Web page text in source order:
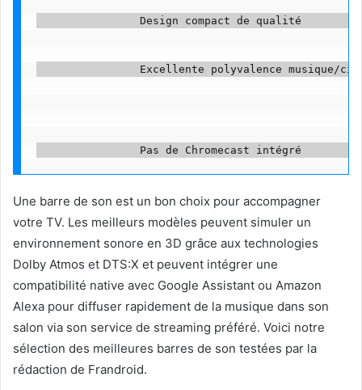
Design compact de
Excellente polyvalence
Une barre de son est un bon choix pour accompagner
votre TV. Les meilleurs modèles peuvent simuler un
environnement sonore en 3D grâce aux technologies
Dolby Atmos et DTS:X et peuvent intégrer une
compatibilité native avec Google Assistant ou Amazon
Alexa pour diffuser rapidement de la musique dans son
salon via son service de streaming préféré. Voici notre
sélection des meilleures barres de son testées par la
rédaction de Frandroid.